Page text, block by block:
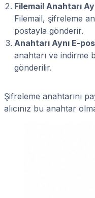
Filemail Anahtarı
Filemail, şifreleme
postayla gönderir.
Anahtarı Aynı E-
anahtarı ve indirme
gönderilir.
Şifreleme anahtarını
alıcınız bu anahtar